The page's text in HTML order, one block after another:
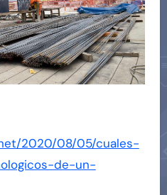
2020/08/05/cuales-
de-un-